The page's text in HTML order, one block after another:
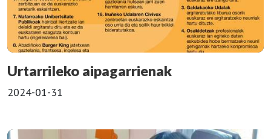
Urtarrileko aipagarrienak
2024-01-31